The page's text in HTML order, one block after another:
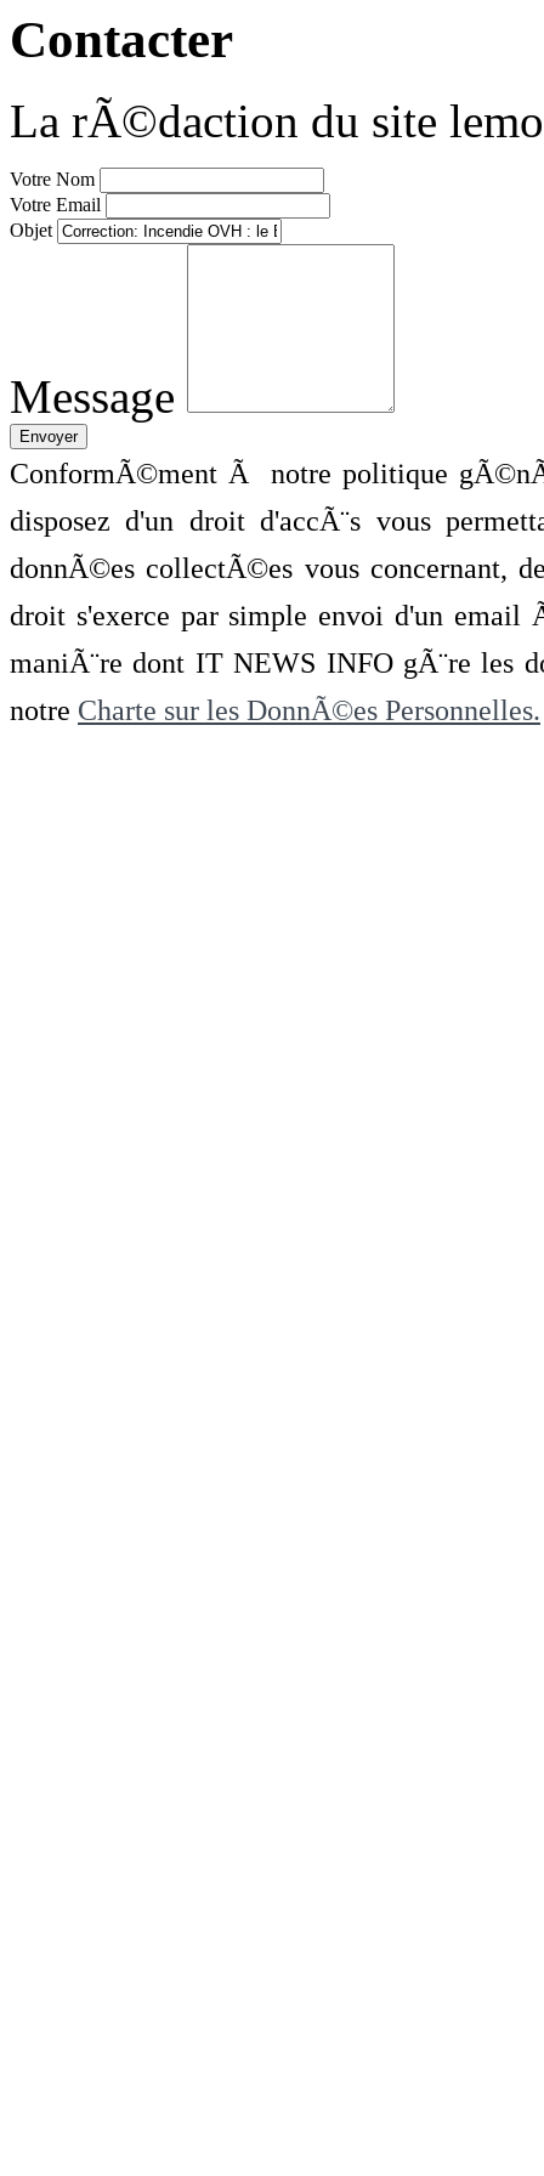
Contacter
La rÃ©daction du site
Votre Nom
Votre Email
Objet
Message
ConformÃ©ment Ã notre politique
disposez d'un droit d'accÃ¨s vous
donnÃ©es collectÃ©es vous concernant,
droit s'exerce par simple envoi d'un
maniÃ¨re dont IT NEWS INFO gÃ¨re les
notre Charte sur les DonnÃ©es Personnelles.